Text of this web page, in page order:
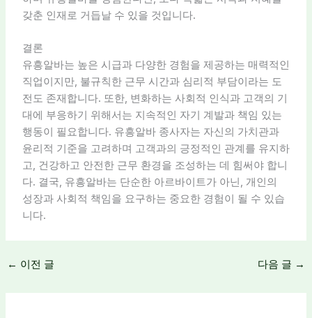
갖춘 인재로 거듭날 수 있을 것입니다.
결론
유흥알바는 높은 시급과 다양한 경험을 제공하는 매력적인
직업이지만, 불규칙한 근무 시간과 심리적 부담이라는 도
전도 존재합니다. 또한, 변화하는 사회적 인식과 고객의 기
대에 부응하기 위해서는 지속적인 자기 계발과 책임 있는
행동이 필요합니다. 유흥알바 종사자는 자신의 가치관과
윤리적 기준을 고려하며 고객과의 긍정적인 관계를 유지하
고, 건강하고 안전한 근무 환경을 조성하는 데 힘써야 합니
다. 결국, 유흥알바는 단순한 아르바이트가 아닌, 개인의
성장과 사회적 책임을 요구하는 중요한 경험이 될 수 있습
니다.
← 이전 글 다음 글 →